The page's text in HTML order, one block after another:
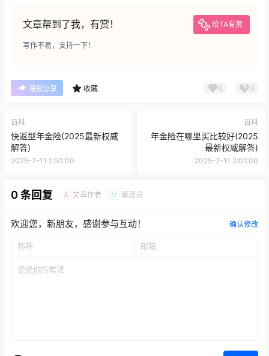
文章帮到了我，有赏！ 给TA有赏
写作不易，支持一下！
海报分享 收藏 0 0
百科
快返型年金险(2025最新权威
解答)
2025-7-11 1:50:00
百科
年金险在哪里买比较好(2025
最新权威解答)
2025-7-11 2:01:00
0 条回复 A 文章作者 M 管理员
欢迎您，新朋友，感谢参与互动！ 确认修改